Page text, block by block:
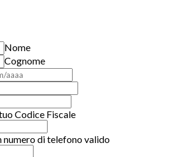
Nome
Cognome
Codice Fiscale
numero di telefono valido